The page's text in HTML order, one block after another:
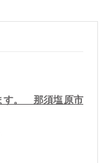
す。 那須塩原市